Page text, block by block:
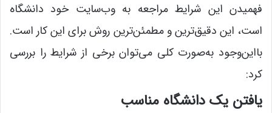
فهمیدن این شرایط مراجعه به وب‌سایت خود دانشگاه
است، این دقیق‌ترین و مطمئن‌ترین روش برای این کار است.
بااین‌وجود به‌صورت کلی می‌توان برخی از شرایط را بررسی
کرد:
یافتن یک دانشگاه مناسب